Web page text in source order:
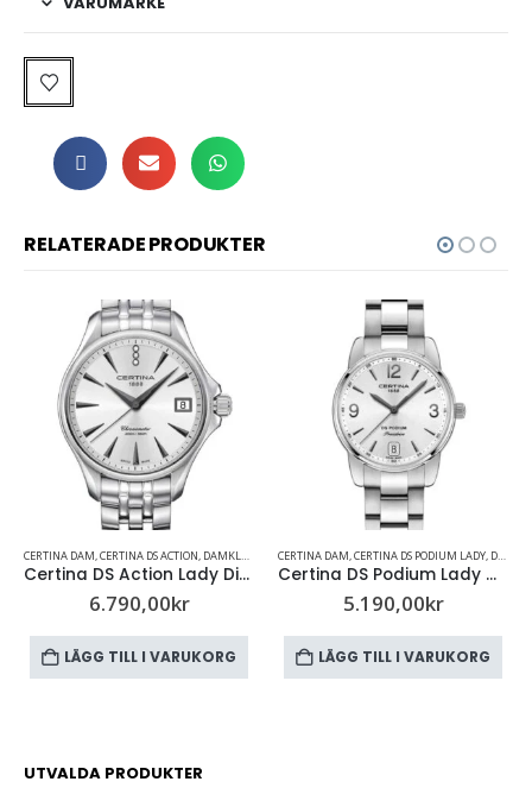
RELATERADE PRODUKTER
CERTINA DAM,CERTINA DS PODIUM LADY,DAMKLOCKOR
Certina DS Podium Lady C034.210.11.037.00
5.190,00kr
LÄGG TILL I VARUKORG
CERTINA DAM,CERTINA DS ACTION,DAMKLOCKOR
6.790,00kr
LÄGG TILL I VARUKORG
UTVALDA PRODUKTER